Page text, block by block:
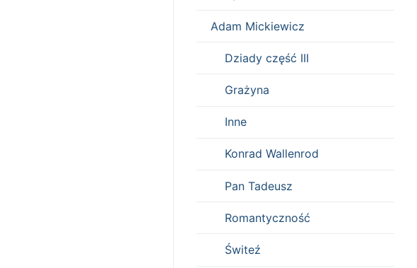
Adam Mickiewicz
Dziady część III
Grażyna
Inne
Konrad Wallenrod
Pan Tadeusz
Romantyczność
Świteź